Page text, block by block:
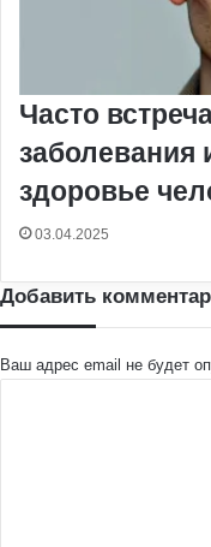
Часто
заболевания
здоровье
03.04.2025
Добавить
Ваш адрес email не будет